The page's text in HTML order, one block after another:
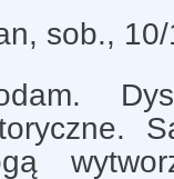
, sob.,